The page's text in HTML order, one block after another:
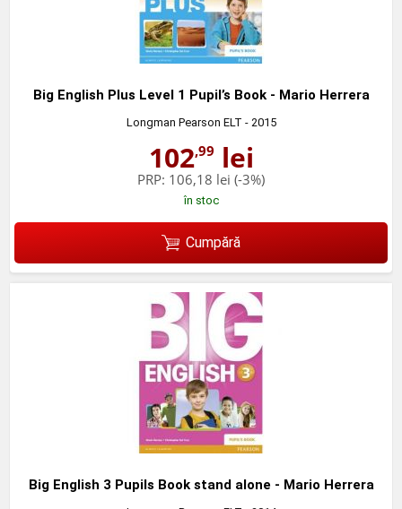
Big English Plus Level 1 Pupil’s Book - Mario Herrera
Longman Pearson ELT - 2015
102,99 lei
PRP: 106,18 lei (-3%)
în stoc
Cumpără
Big English 3 Pupils Book stand alone - Mario Herrera